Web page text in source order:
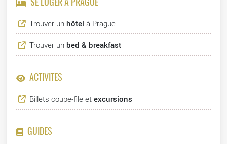
SE LOGER À PRAGUE
Trouver un hôtel à Prague
Trouver un bed & breakfast
ACTIVITÉS
Billets coupe-file etexcursions
GUIDES